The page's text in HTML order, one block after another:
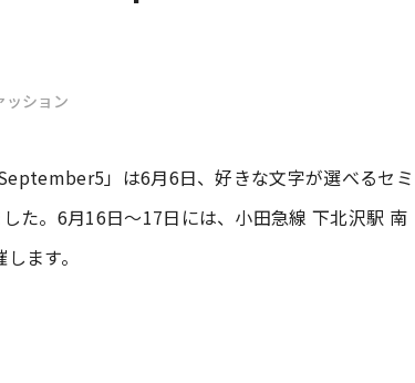
ッション
」は6月6日、好きな文字が選べるセミ
た。6月16日～17日には、小田急線 下北沢駅 南
ます。